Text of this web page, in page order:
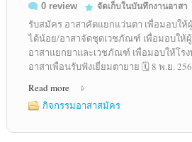
0 review
จัดเก็บในบันทึกงานอาสา
รับสมัคร อาสาคัดแยกแว่นตา เพื่อมอบใ
ได้น้อย/อาสาจัดชุดเวชภัณฑ์ เพื่อมอบให้
อาสาแยกยาและเวชภัณฑ์ เพื่อมอบให้โร
อาสาเพื่อนรับฟังเยี่ยมตายาย 🗓️ 8 พ.ย.
Read more
กิจกรรมอาสาสมัคร